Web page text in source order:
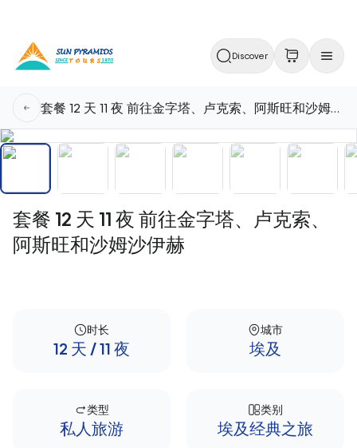
Discover
套餐 12 天 11 夜 前往金字塔、卢克索、阿斯旺和沙姆沙伊赫
套餐 12 天 11 夜 前往金字塔、卢克索、
阿斯旺和沙姆沙伊赫
时长
12 天 / 11 夜
城市
埃及
类型
私人旅游
类别
埃及经典之旅